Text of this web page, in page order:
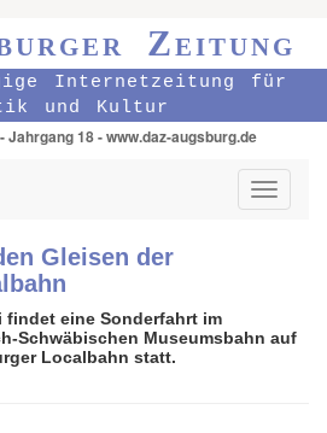
Zeitung
Internetzeitung für
und Kultur
Jahrgang 18 - www.daz-augsburg.de
Toggle
Gleisen der
findet eine Sonderfahrt im
Schwäbischen Museumsbahn auf
Localbahn statt.